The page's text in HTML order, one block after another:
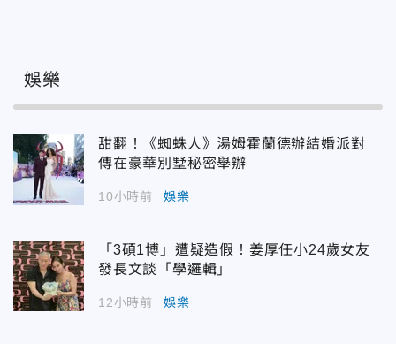
娛樂
甜翻！《蜘蛛人》湯姆霍蘭德辦結婚派對
傳在豪華別墅秘密舉辦
10小時前 娛樂
「3碩1博」遭疑造假！姜厚任小24歲女友
發長文談「學邏輯」
12小時前 娛樂